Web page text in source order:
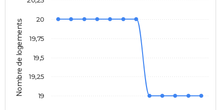
Nombre de logements 19
19,25
19,5
19,75
20